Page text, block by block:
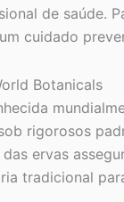
de saúde.
cuidado
Botanicals
rigorosos
ervas
tradicional